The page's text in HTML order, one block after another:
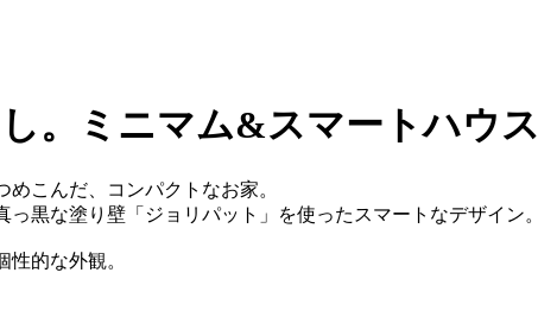
。ミニマム&スマートハウス
こんだ、コンパクトなお家。
黒な塗り壁「ジョリパット」を使ったスマートなデザイン。
的な外観。